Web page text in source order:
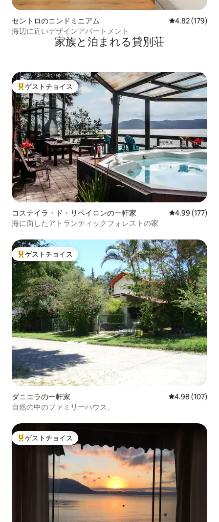
セントロのコンドミニアム レビュー179
4.82 (179)
海辺に近いデザインアパートメント
家族と泊まれる貸別荘
大好評のゲストチョイスです。
ゲストチョイス
コステイラ・ド・リベイロンの一軒家 レビュー177
4.99 (177)
海に面したアトランティックフォレストの家
大好評のゲストチョイスです。
ゲストチョイス
ダニエラの一軒家 レビュー107
4.98 (107)
自然の中のファミリーハウス。
大好評のゲストチョイスです。
ゲストチョイス